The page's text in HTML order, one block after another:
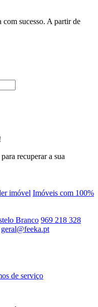
com sucesso. A partir de
recuperar a sua
imóvel Imóveis com 100%
Branco 969 218 328
geral@feeka.pt
de serviço